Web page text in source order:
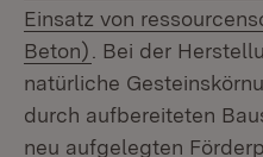
Einsatz von
Beton) (Öffnet in neuem
. Bei der
natürliche
durch aufbereiteten
neu aufgelegten